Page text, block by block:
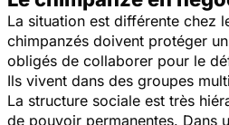
La situation est différente chez
chimpanzés doivent protéger
obligés de collaborer pour le
Ils vivent dans des groupes
La structure sociale est très
de pouvoir permanentes. Dans